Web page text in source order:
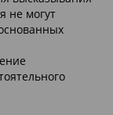
не могут